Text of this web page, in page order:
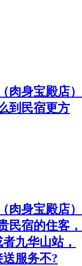
肉身宝殿店）
到民宿更方
肉身宝殿店）
民宿的住客，
九华山站，
服务不?